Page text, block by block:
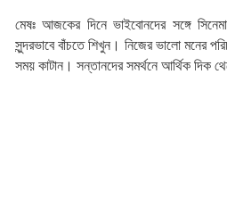
মেষঃ আজকের দিনে ভাইবোনদের সঙ্গে
সুন্দরভাবে বাঁচতে শিখুন। নিজের ভালো মনের
সময় কাটান। সন্তানদের সমর্থনে আর্থিক দিক